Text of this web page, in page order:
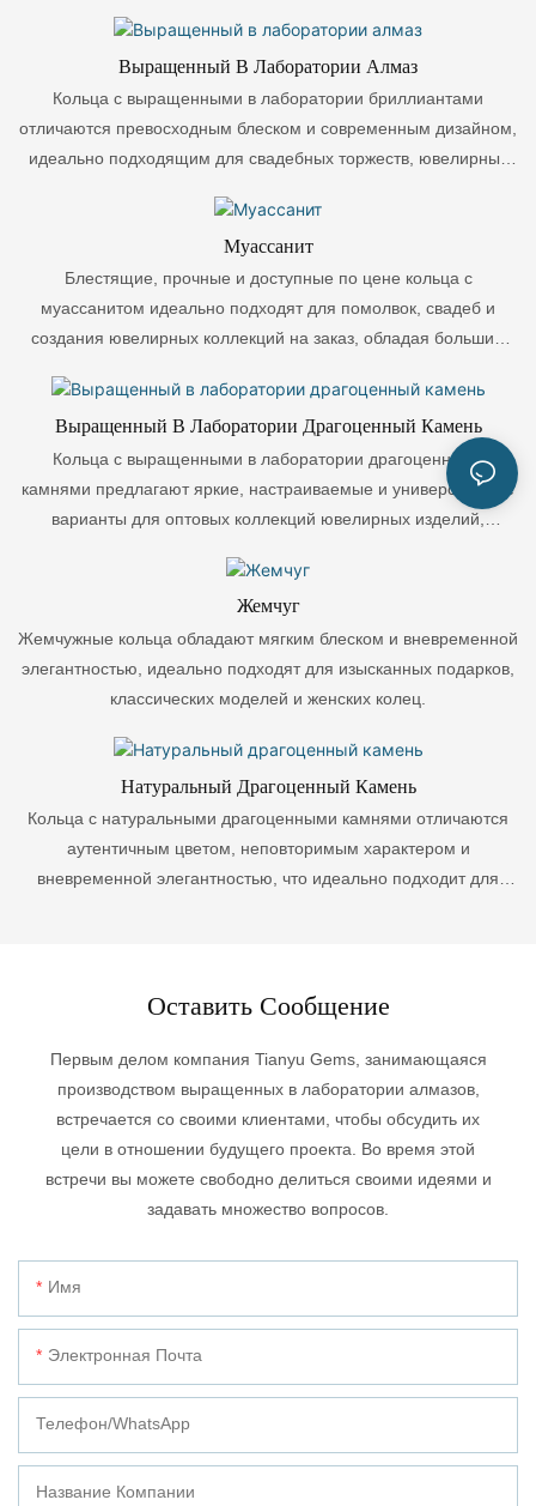
Выращенный В Лаборатории Алмаз
Кольца с выращенными в лаборатории бриллиантами
отличаются превосходным блеском и современным дизайном,
идеально подходящим для свадебных торжеств, ювелирных
Муассанит
Блестящие, прочные и доступные по цене кольца с
муассанитом идеально подходят для помолвок, свадеб и
создания ювелирных коллекций на заказ, обладая большим
собственной торговой маркой.
Выращенный В Лаборатории Драгоценный Камень
Кольца с выращенными в лаборатории драгоценными
камнями предлагают яркие, настраиваемые и универсальные
варианты для оптовых коллекций ювелирных изделий,
марок, стремящихся к гибкому выбору драгоценных камней.
Жемчуг
Жемчужные кольца обладают мягким блеском и вневременной
элегантностью, идеально подходят для изысканных подарков,
классических моделей и женских колец.
Натуральный Драгоценный Камень
Кольца с натуральными драгоценными камнями отличаются
аутентичным цветом, неповторимым характером и
вневременной элегантностью, что идеально подходит для
Оставить Сообщение
Первым делом компания Tianyu Gems, занимающаяся
производством выращенных в лаборатории алмазов,
встречается со своими клиентами, чтобы обсудить их
цели в отношении будущего проекта. Во время этой
встречи вы можете свободно делиться своими идеями и
задавать множество вопросов.
Имя
Электронная Почта
Телефон/WhatsApp
Название Компании